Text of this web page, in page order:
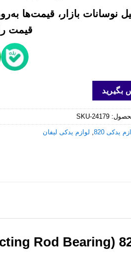
نوسانات بازار، قیمت‌ها
قیمت
بگیرید
SKU-24179
یدکی 820 لوازم یدکی لیفان